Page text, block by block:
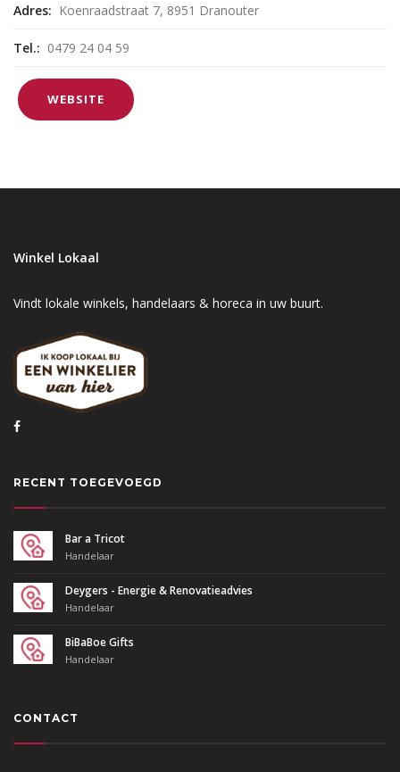
Adres: Koenraadstraat 7, 8951 Dranouter
Tel.: 0479 24 04 59
WEBSITE
Winkel Lokaal
Vindt lokale winkels, handelaars & horeca in uw buurt.
RECENT TOEGEVOEGD
Bar a Tricot
Handelaar
Deygers - Energie & Renovatieadvies
Handelaar
BiBaBoe Gifts
Handelaar
CONTACT